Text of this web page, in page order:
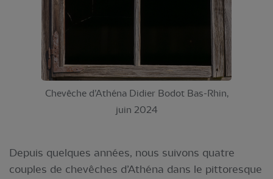
Chevêche d’Athéna Didier Bodot Bas-Rhin,
juin 2024
Depuis quelques années, nous suivons quatre
couples de chevêches d’Athéna dans le pittoresque